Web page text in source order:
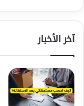
آخر الأخبار